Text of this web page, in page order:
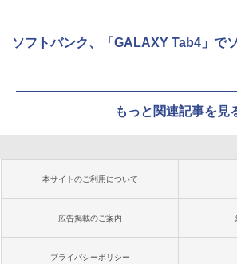
ソフトバンク、「GALAXY Tab4」で
もっと関連記事を見
本サイトのご利用について
広告掲載のご案内
プライバシーポリシー